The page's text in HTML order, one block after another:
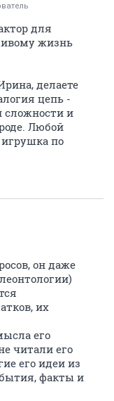
для
жизнь
делаете
цепь -
сложности и
Любой
по
он даже
их
его
читали его
его идеи из
факты и